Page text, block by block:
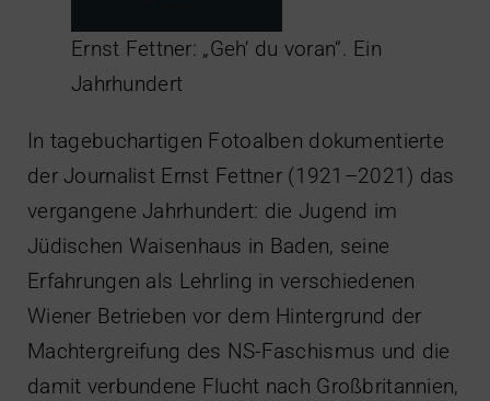
Ernst Fettner: „Geh‘ du voran“. Ein
Jahrhundert
In tagebuchartigen Fotoalben dokumentierte
der Journalist Ernst Fettner (1921–2021) das
vergangene Jahrhundert: die Jugend im
Jüdischen Waisenhaus in Baden, seine
Erfahrungen als Lehrling in verschiedenen
Wiener Betrieben vor dem Hintergrund der
Machtergreifung des NS-Faschismus und die
damit verbundene Flucht nach Großbritannien,